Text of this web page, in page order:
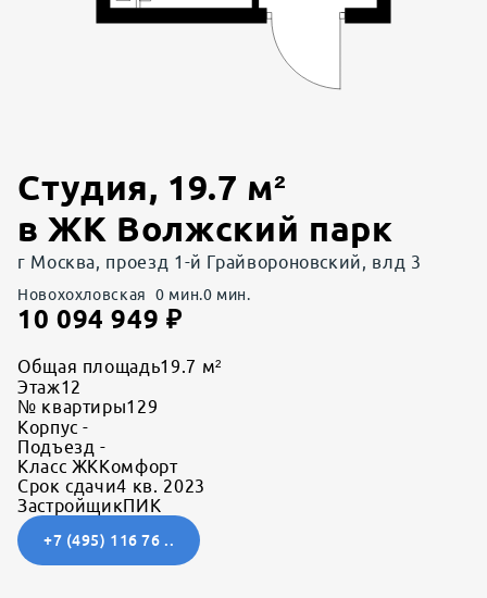
Студия, 19.7 м²
вЖК Волжский парк
г Москва, проезд 1-й Грайвороновский, влд 3
Новохохловская 0 мин.0 мин.
10 094 949 ₽
Общая площадь19.7 м²
Этаж12
№ квартиры129
Корпус -
Подъезд -
Класс ЖККомфорт
Срок сдачи4 кв. 2023
ЗастройщикПИК
+7 (495) 116 76 ..